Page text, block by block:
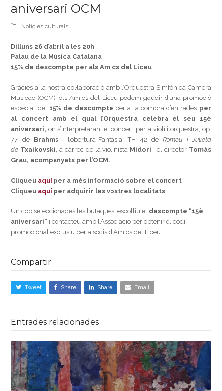
aniversari OCM
Notícies culturals
Dilluns 26 d’abril a les 20h
Palau de la Música Catalana
15% de descompte per als Amics del Liceu
Gràcies a la nostra col·laboració amb l’Orquestra Simfònica Camera
Musicae (OCM), els Amics del Liceu podem gaudir d’una promoció
especial del 15% de descompte per a la compra d’entrades per
al concert amb el qual l’Orquestra celebra el seu 15è
aniversari,on s’interpretaran: el concert per a violí i orquestra, op.
77 de Brahms i l’obertura-Fantasia, TH 42 de Romeu i Julieta
de Txaikovski,a càrrec de la violinista Midori i el directorTomàs
Grau, acompanyats per l’OCM.
Cliqueu aquí per a més informació sobre el concert
Cliqueu aquí per adquirir les vostres localitats
Un cop seleccionades les butaques, escolliu el descompte “15è
aniversari” i contacteu amb l’Associació per obtenir el codi
promocional exclusiu per a socis d’Amics del Liceu.
Compartir
Tweet Share Share Email
Entrades relacionades